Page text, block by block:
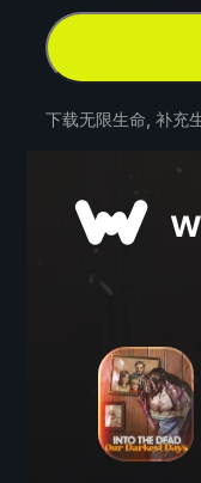
下载无限生命, 补充